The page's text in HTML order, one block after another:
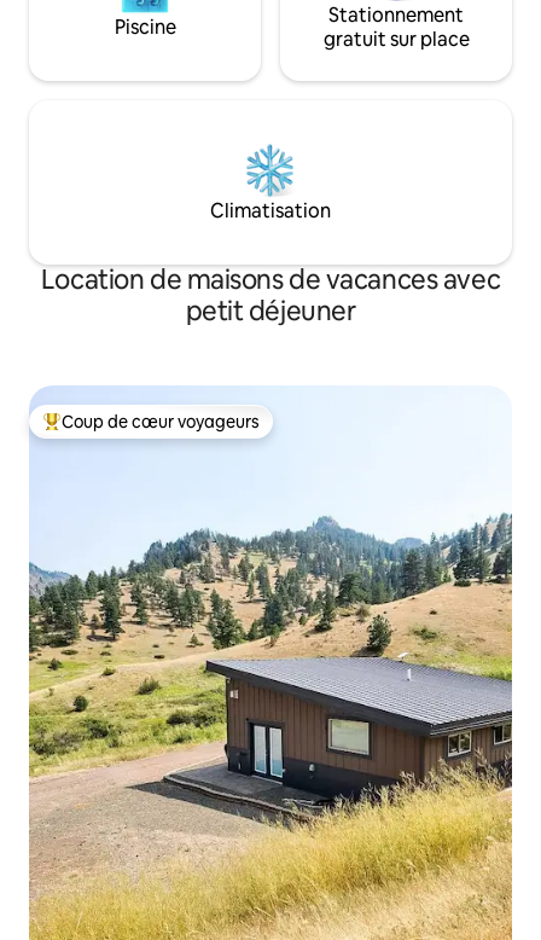
Piscine
Stationnement
gratuit sur place
Climatisation
Location de maisons de vacances avec
petit déjeuner
Coups de cœur voyageurs les plus appréciés
Coup de cœur voyageurs